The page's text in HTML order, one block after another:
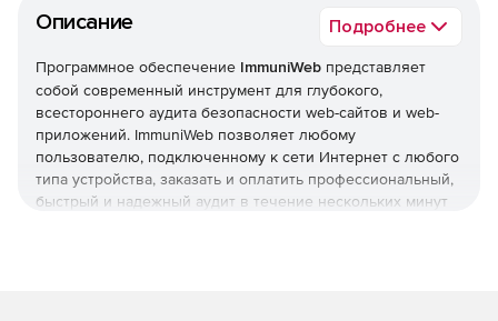
Описание Подробнее
Программное обеспечение ImmuniWeb представляет
собой современный инструмент для глубокого,
всестороннего аудита безопасности web-сайтов и web-
приложений. ImmuniWeb позволяет любому
пользователю, подключенному к сети Интернет с любого
типа устройства, заказать и оплатить профессиональный,
быстрый и надежный аудит в течение нескольких минут